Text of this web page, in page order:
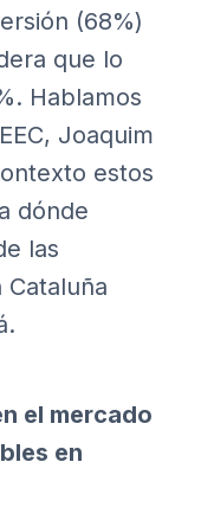
(68%)
que lo
Hablamos
Joaquim
estos
dónde
las
el mercado
en